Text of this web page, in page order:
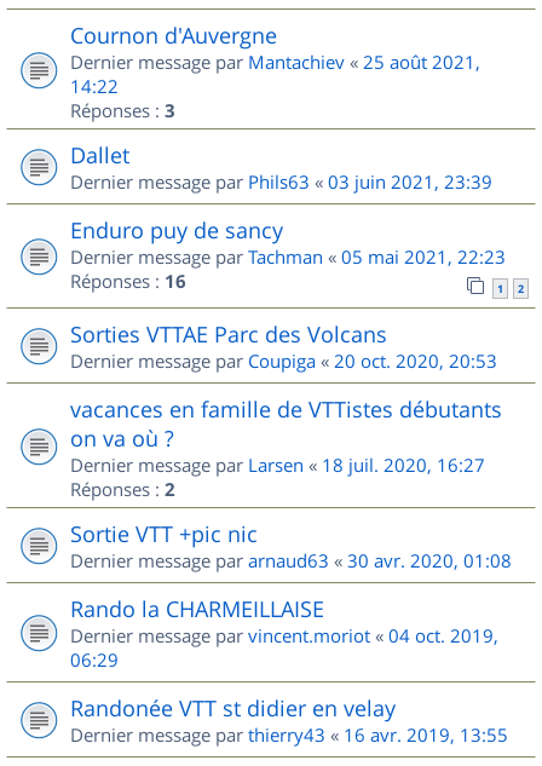
Cournon d'Auvergne
Dernier message par Mantachiev « 25 août 2021,
14:22
Réponses : 3
Dallet
Dernier message par Phils63 « 03 juin 2021, 23:39
Enduro puy de sancy
Dernier message par Tachman « 05 mai 2021, 22:23
Réponses : 16 1 2
Sorties VTTAE Parc des Volcans
Dernier message par Coupiga « 20 oct. 2020, 20:53
vacances en famille de VTTistes débutants
on va où ?
Dernier message par Larsen « 18 juil. 2020, 16:27
Réponses : 2
Sortie VTT +pic nic
Dernier message par arnaud63 « 30 avr. 2020, 01:08
Rando la CHARMEILLAISE
Dernier message par vincent.moriot « 04 oct. 2019,
06:29
Randonée VTT st didier en velay
Dernier message par thierry43 « 16 avr. 2019, 13:55